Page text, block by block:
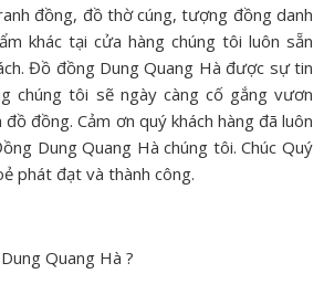
đồng, đồ thờ cúng, tượng đồng danh
khác tại cửa hàng chúng tôi luôn sẵn
Đồ đồng Dung Quang Hà được sự tin
chúng tôi sẽ ngày càng cố gắng vươn
đồng. Cảm ơn quý khách hàng đã luôn
Dung Quang Hà chúng tôi. Chúc Quý
phát đạt và thành công.
Quang Hà ?